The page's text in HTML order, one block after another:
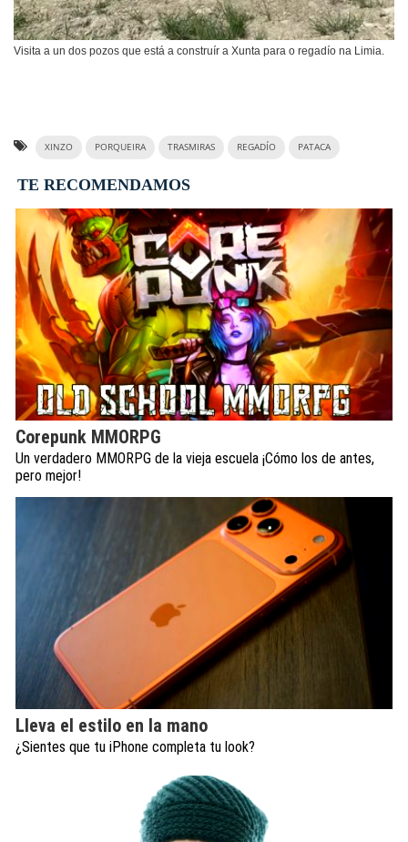
Visita a un dos pozos que está a construír a Xunta para o regadío na Limia.
XINZO PORQUEIRA TRASMIRAS REGADÍO PATACA
TE RECOMENDAMOS
Corepunk MMORPG
Un verdadero MMORPG de la vieja escuela ¡Cómo los de antes,
pero mejor!
Lleva el estilo en la mano
¿Sientes que tu iPhone completa tu look?